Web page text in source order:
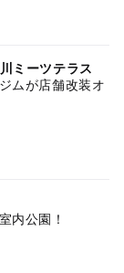
ミーツテラス
ムが店舗改装オ
内公園！